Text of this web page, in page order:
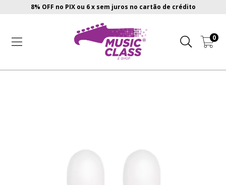
8% OFF no PIX ou 6 x sem juros no cartão de crédito
0